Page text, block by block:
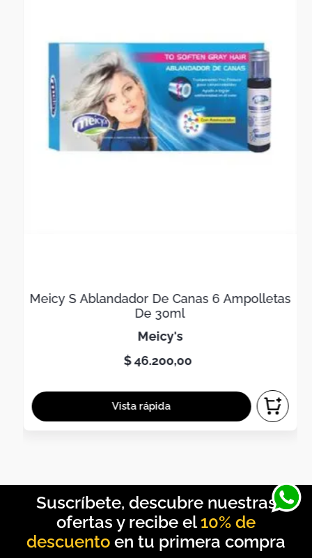
Meicy S Ablandador De Canas 6 Ampolletas
De 30ml
meicy's
$46.200,00
10% de
descuento